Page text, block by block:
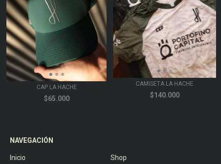
CAP LA HACHE
$65.000
CAMISETA LA HACHE
$140.000
NAVEGACIÓN
Inicio Shop